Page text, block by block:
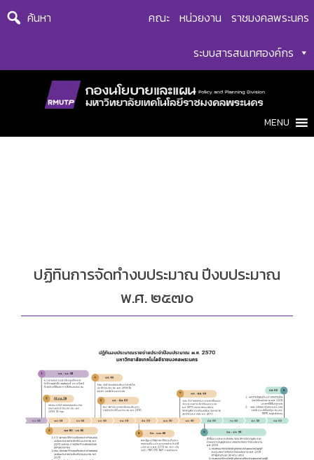
Skip
ค้นหา คณะ หน่วยงาน ราชมงคลพระนคร
ระบบสารสนเทศองค์กร
MENU
ปฏิทินการจัดทำงบประมาณ ปีงบประมาณ
พ.ศ. ๒๕๗๐